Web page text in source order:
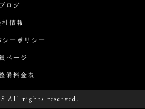
ブログ
社情報
シーポリシー
ページ
備料金表
All rights reserved.